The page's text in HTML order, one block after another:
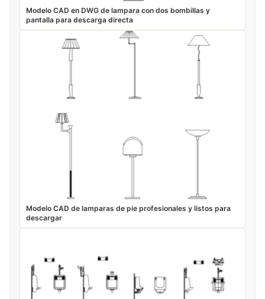
Modelo CAD en DWG de lampara con dos bombillas y
pantalla para descarga directa
Modelo CAD de lamparas de pie profesionales y listos para
descargar